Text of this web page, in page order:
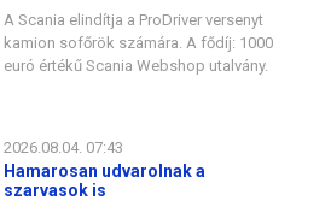
A Scania elindítja a ProDriver versenyt
kamion sofőrök számára. A fődíj: 1000
euró értékű Scania Webshop utalvány.
2026.08.04. 07:43
Hamarosan udvarolnak a
szarvasok is